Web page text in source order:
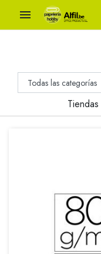

Tiendas